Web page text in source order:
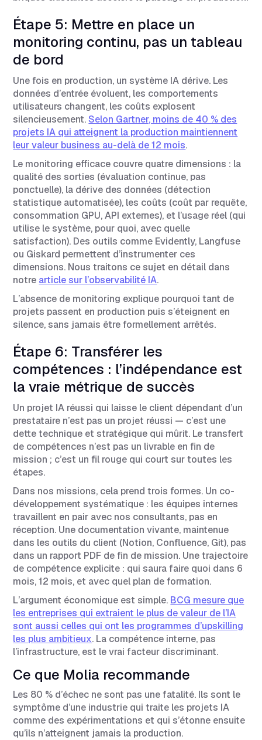
Étape 5: Mettre en place un
monitoring continu, pas un tableau
de bord
Une fois en production, un système IA dérive. Les
données d’entrée évoluent, les comportements
utilisateurs changent, les coûts explosent
silencieusement. Selon Gartner, moins de 40 % des
projets IA qui atteignent la production maintiennent
leur valeur business au-delà de 12 mois.
Le monitoring efficace couvre quatre dimensions : la
qualité des sorties (évaluation continue, pas
ponctuelle), la dérive des données (détection
statistique automatisée), les coûts (coût par requête,
consommation GPU, API externes), et l’usage réel (qui
utilise le système, pour quoi, avec quelle
satisfaction). Des outils comme Evidently, Langfuse
ou Giskard permettent d’instrumenter ces
dimensions. Nous traitons ce sujet en détail dans
notre article sur l’observabilité IA.
L’absence de monitoring explique pourquoi tant de
projets passent en production puis s’éteignent en
silence, sans jamais être formellement arrêtés.
Étape 6: Transférer les
compétences : l’indépendance est
la vraie métrique de succès
Un projet IA réussi qui laisse le client dépendant d’un
prestataire n’est pas un projet réussi — c’est une
dette technique et stratégique qui mûrit. Le transfert
de compétences n’est pas un livrable en fin de
mission ; c’est un fil rouge qui court sur toutes les
étapes.
Dans nos missions, cela prend trois formes. Un co-
développement systématique : les équipes internes
travaillent en pair avec nos consultants, pas en
réception. Une documentation vivante, maintenue
dans les outils du client (Notion, Confluence, Git), pas
dans un rapport PDF de fin de mission. Une trajectoire
de compétence explicite : qui saura faire quoi dans 6
mois, 12 mois, et avec quel plan de formation.
L’argument économique est simple. BCG mesure que
les entreprises qui extraient le plus de valeur de l’IA
sont aussi celles qui ont les programmes d’upskilling
les plus ambitieux. La compétence interne, pas
l’infrastructure, est le vrai facteur discriminant.
Ce que Molia recommande
Les 80 % d’échec ne sont pas une fatalité. Ils sont le
symptôme d’une industrie qui traite les projets IA
comme des expérimentations et qui s’étonne ensuite
qu’ils n’atteignent jamais la production.